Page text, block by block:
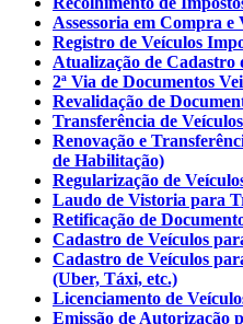
Assessoria em Compra e
Registro de Veículos
Atualização de Cadastro
2ª Via de Documentos
Revalidação de
Transferência de
Renovação e
de Habilitação)
Regularização de
Laudo de Vistoria para
Retificação de
Cadastro de Veículos
Cadastro de Veículos
(Uber, Táxi, etc.)
Licenciamento de
Emissão de Autorização